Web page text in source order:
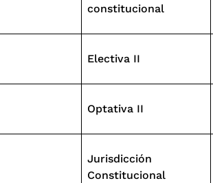
constitucional
Electiva II
Optativa II
Jurisdicción
Constitucional